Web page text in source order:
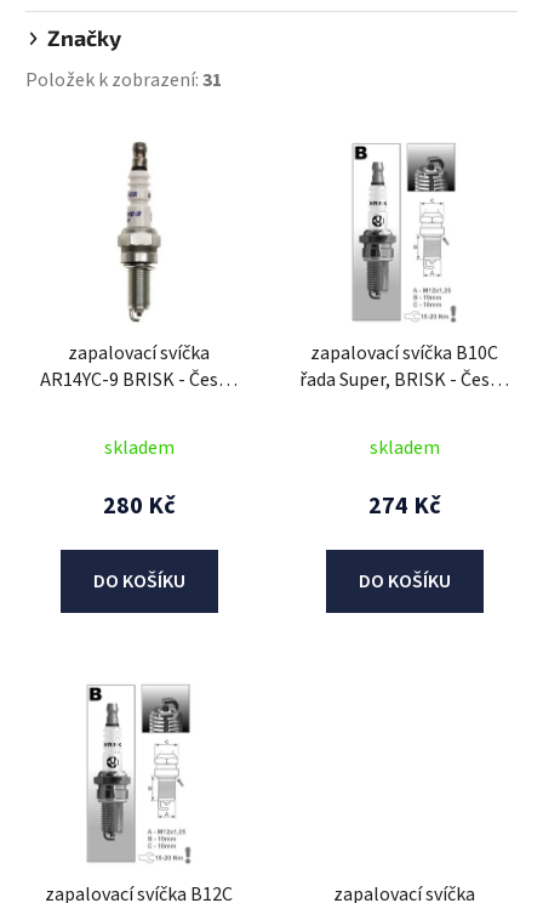
Značky
Položek k zobrazení:31
zapalovací svíčka
AR14YC-9 BRISK - Česká
skladem
280 Kč
DO KOŠÍKU
zapalovací svíčka B10C
řada Super, BRISK - Česká
skladem
274 Kč
DO KOŠÍKU
zapalovací svíčka B12C
zapalovací svíčka